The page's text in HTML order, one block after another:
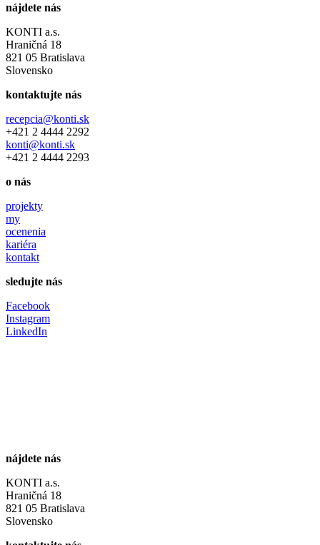
nájdete nás
KONTI a.s.
Hraničná 18
821 05 Bratislava
Slovensko
kontaktujte nás
recepcia@konti.sk
+421 2 4444 2292
konti@konti.sk
+421 2 4444 2293
o nás
projekty
my
ocenenia
kariéra
kontakt
sledujte nás
Facebook
Instagram
LinkedIn
nájdete nás
KONTI a.s.
Hraničná 18
821 05 Bratislava
Slovensko